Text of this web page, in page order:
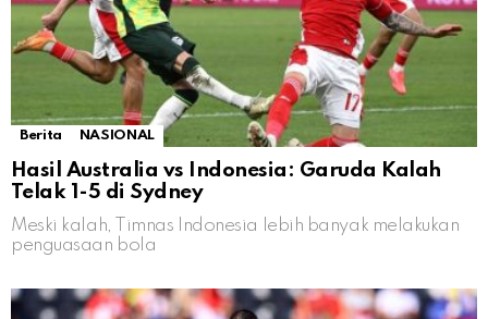
Berita NASIONAL
Hasil Australia vs Indonesia: Garuda Kalah
Telak 1-5 di Sydney
Meski kalah, Timnas Indonesia lebih banyak melakukan
penguasaan bola